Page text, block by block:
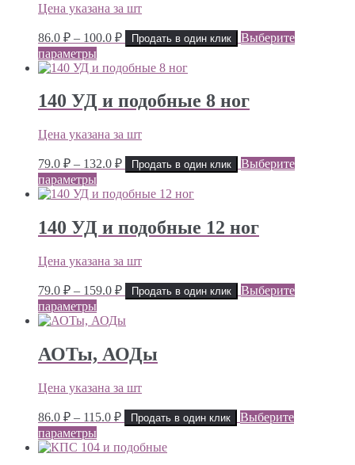
Цена указана за шт
86.0 ₽ – 100.0 ₽Диапазон
цен:
86.0 ₽
100.0 ₽
Продать в один клик
Выберите
параметры
140 УД и подобные 8 ног
Цена указана за шт
79.0 ₽ – 132.0 ₽Диапазон
цен:
79.0 ₽
132.0 ₽
Продать в один клик
Выберите
параметры
140 УД и подобные 12 ног
Цена указана за шт
79.0 ₽ – 159.0 ₽Диапазон
цен:
79.0 ₽
159.0 ₽
Продать в один клик
Выберите
параметры
АОТы, АОДы
Цена указана за шт
86.0 ₽ – 115.0 ₽Диапазон
цен:
86.0 ₽
Продать в один клик
Выберите
параметры